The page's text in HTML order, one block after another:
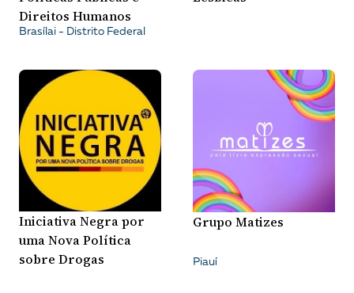
direitos humanos no Brasil. Para continuar,
VEJA COMO APOIAR!
Direitos Humanos
Brasílai - Distrito Federal
Iniciativa Negra por
uma Nova Política
sobre Drogas
Grupo Matizes
Piauí